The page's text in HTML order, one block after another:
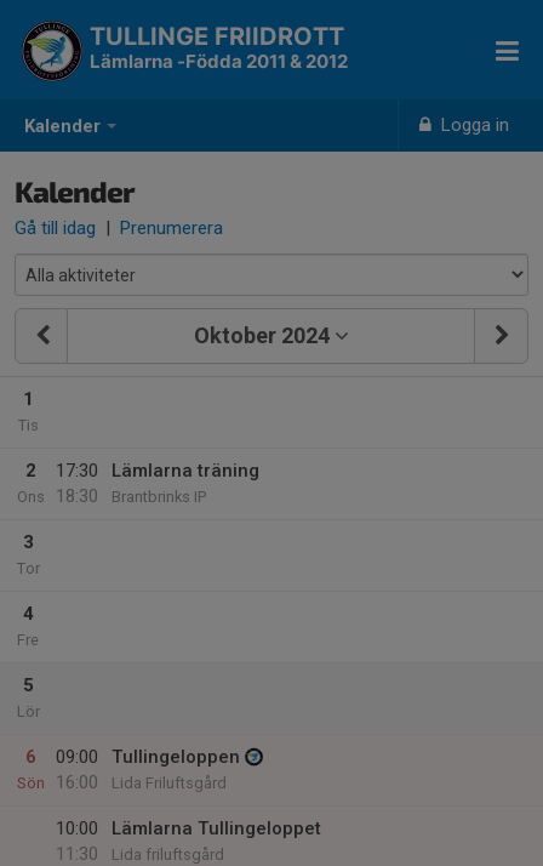
Kalender Logga in
TULLINGE FRIIDROTT
Lämlarna -Födda 2011 & 2012
Kalender
Gå till idag | Prenumerera
Oktober 2024
1
Tis
2
Ons
17:30
18:30
Lämlarna träning
Brantbrinks IP
3
Tor
4
Fre
5
Lör
6
Sön
09:00
16:00
Tullingeloppen
Lida Friluftsgård
10:00
11:30
Lämlarna Tullingeloppet
Lida friluftsgård